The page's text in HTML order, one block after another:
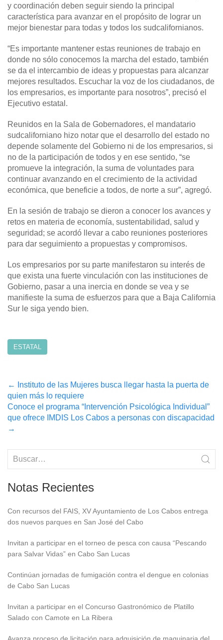
y coordinación deben seguir siendo la principal
característica para avanzar en el propósito de lograr un
mejor bienestar para todas y todos los sudcalifornianos.
“Es importante mantener estas reuniones de trabajo en
donde no sólo conocemos la marcha del estado, también
se da el intercambio de ideas y propuestas para alcanzar
mejores resultados. Escuchar la voz de los ciudadanos, de
los empresarios, es importante para nosotros”, precisó el
Ejecutivo estatal.
Reunidos en la Sala de Gobernadores, el mandatario
sudcaliforniano hizo notar que el desarrollo del estado no
depende solamente del Gobierno ni de los empresarios, si
no de la participación de todos y en ese sentido, “se
promueve la integración, la suma de voluntades para
continuar avanzando en el crecimiento de la actividad
económica, que beneficie a todos, de norte a sur”, agregó.
En la sesión de trabajo se dieron a conocer los avances y
retos en materia de economía, sustentabilidad, salud y
seguridad; se acordó llevar a cabo reuniones posteriores
para dar seguimiento a propuestas y compromisos.
Los empresarios por su parte manifestaron su interés de
que exista una fuerte vinculación con las instituciones de
Gobierno, pasar a una inercia en donde se vea y se
manifieste la suma de esfuerzos para que a Baja California
Sur le siga yendo bien.
ESTATAL
Post
navigation
←
Instituto de las Mujeres busca llegar hasta la puerta de
quien más lo requiere
Conoce el programa “Intervención Psicológica Individual”
que ofrece IMDIS Los Cabos a personas con discapacidad
→
Notas Recientes
Con recursos del FAIS, XV Ayuntamiento de Los Cabos entrega
dos nuevos parques en San José del Cabo
Invitan a participar en el torneo de pesca con causa “Pescando
para Salvar Vidas” en Cabo San Lucas
Continúan jornadas de fumigación contra el dengue en colonias
de Cabo San Lucas
Invitan a participar en el Concurso Gastronómico de Platillo
Salado con Camote en La Ribera